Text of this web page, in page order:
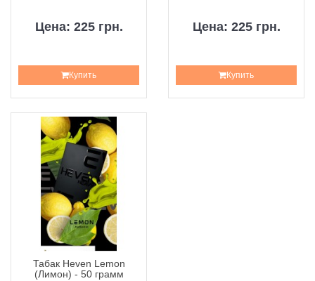
Цена: 225 грн.
Купить
Цена: 225 грн.
Купить
Табак Heven Lemon
(Лимон) - 50 грамм